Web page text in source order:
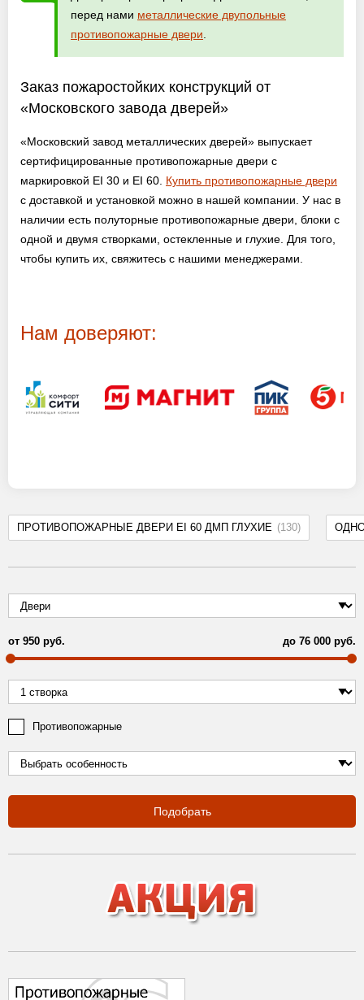
ПРОТИВОПОЖАРНЫЕ ДВЕРИ EI 60 ДМП ГЛУХИЕ (130)
от 950 руб. до 76 000 руб.
Противопожарные
Подобрать
перед нами металлические двупольные
противопожарные двери.
Заказ пожаростойких конструкций от
«Московского завода дверей»
«Московский завод металлических дверей» выпускает
сертифицированные противопожарные двери с
маркировкой EI 30 и EI 60. Купить противопожарные двери
с доставкой и установкой можно в нашей компании. У нас в
наличии есть полуторные противопожарные двери, блоки с
одной и двумя створками, остекленные и глухие. Для того,
чтобы купить их, свяжитесь с нашими менеджерами.
Нам доверяют: